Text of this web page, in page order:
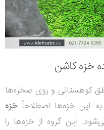
خزه کاشن
کوهستانی و روی صخره‌ها
این خزه‌ها اصطلاحاً خزه
این گروه از خزه‌ها را